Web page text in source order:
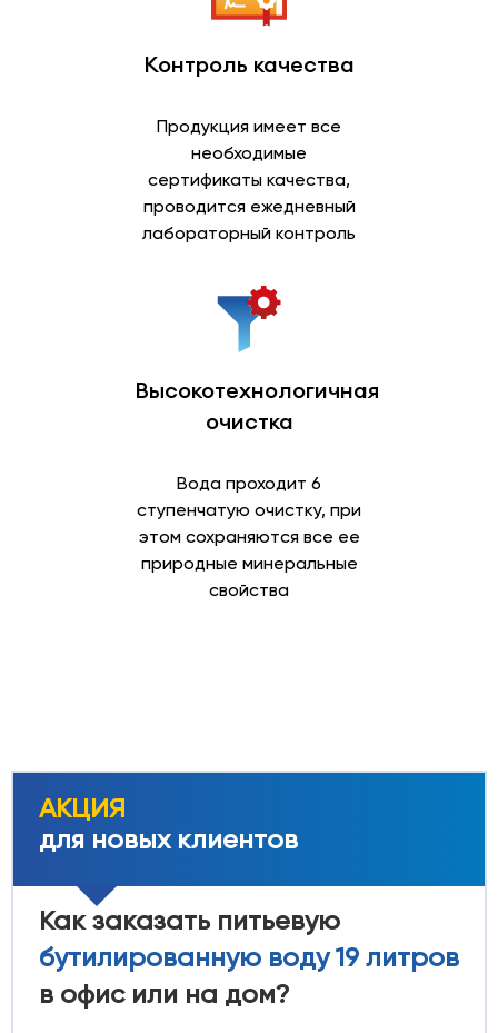
Контроль качества
Продукция имеет все
необходимые
сертификаты качества,
проводится ежедневный
лабораторный контроль
Высокотехнологичная
очистка
Вода проходит 6
ступенчатую очистку, при
этом сохраняются все ее
природные минеральные
свойства
АКЦИЯ
для новых клиентов
Как заказать питьевую
бутилированную воду 19 литров
в офис или на дом?